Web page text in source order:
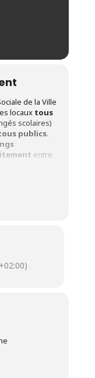
de la Ville
locaux tous
scolaires)
publics.
entre
nouvelles
tels que
des
sociaux, … ;
;
les